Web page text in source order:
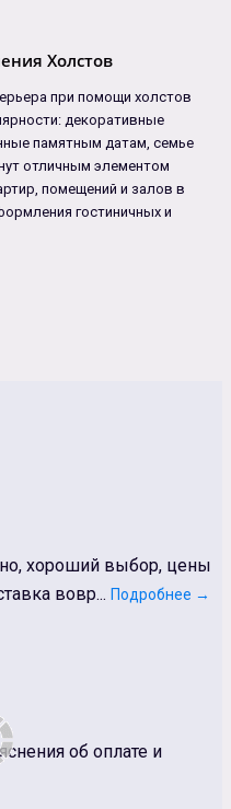
Холстов
при помощи холстов
декоративные
памятным датам, семье
отличным элементом
помещений и залов в
гостиничных и
хороший выбор, цены
вовр... Подробнее →
об оплате и